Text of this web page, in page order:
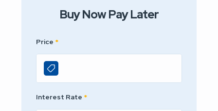
Buy Now Pay Later
Price *
Interest Rate *